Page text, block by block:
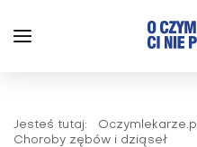
Jesteś tutaj: Oczymlekarze.pl
Choroby zębów i dziąseł